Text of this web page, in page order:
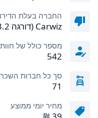
החברה בעלת
Carwiz (דורגה 3.2 / 10)
מספר כולל של
542
סך כל חברות
71
מחיר יומי ממוצע